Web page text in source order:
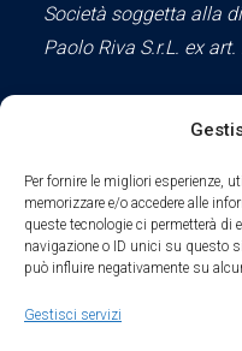
Per fornire le migliori esperienze,
memorizzare e/o accedere alle
queste tecnologie ci permetterà di
navigazione o ID unici su questo
può influire negativamente su
Gestisci servizi
Società soggetta alla
Paolo Riva S.r.L. ex